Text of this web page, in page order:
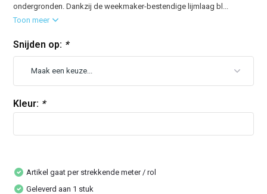
ondergronden. Dankzij de weekmaker-bestendige lijmlaag bl...
Toon meer
Snijden op: *
Kleur: *
Artikel gaat per strekkende meter / rol
Geleverd aan 1 stuk